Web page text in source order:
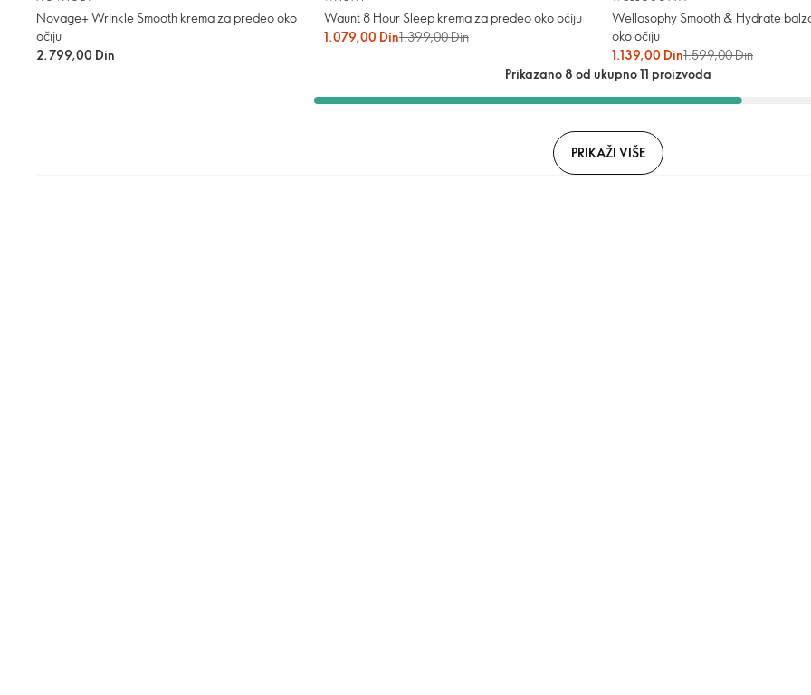
Novage+ Wrinkle Smooth krema za predeo oko
očiju
2.799,00 Din
Waunt 8 Hour Sleep krema za predeo oko očiju
1.079,00 Din1.399,00 Din
Wellosophy Smooth & Hydrate
oko očiju
1.139,00 Din1.599,00 Din
Prikazano 8 od ukupno 11 proizvoda
PRIKAŽI VIŠE